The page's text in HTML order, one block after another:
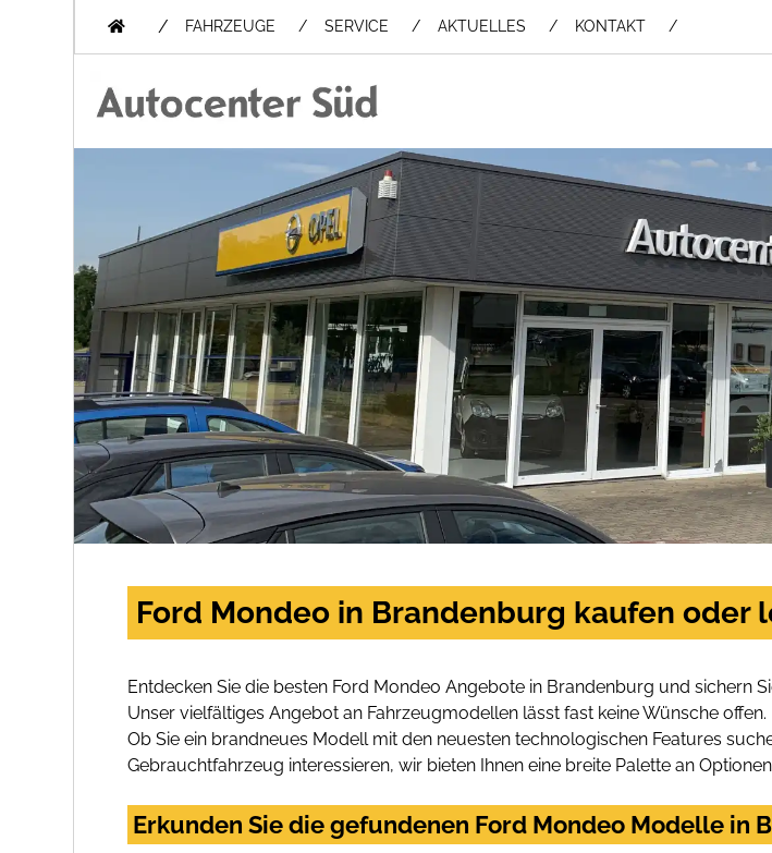
/ FAHRZEUGE SERVICE AKTUELLES KONTAKT
Ford Mondeo in Brandenburg kaufen oder
Entdecken Sie die besten Ford Mondeo Angebote in Brandenburg und sichern
Unser vielfältiges Angebot an Fahrzeugmodellen lässt fast keine Wünsche offen.
Ob Sie ein brandneues Modell mit den neuesten technologischen Features
Gebrauchtfahrzeug interessieren, wir bieten Ihnen eine breite Palette an
Erkunden Sie die gefundenen Ford Mondeo Modelle in